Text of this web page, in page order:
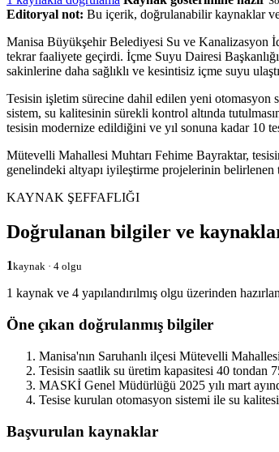
Editoryal not: Bu içerik, doğrulanabilir kaynaklar
Manisa Büyükşehir Belediyesi Su ve Kanalizasyon
tekrar faaliyete geçirdi. İçme Suyu Dairesi
sakinlerine daha sağlıklı ve kesintisiz içme suyu
Tesisin işletim sürecine dahil edilen yeni otomasyon
sistem, su kalitesinin sürekli kontrol altında
tesisin modernize edildiğini ve yıl sonuna kadar 10
Mütevelli Mahallesi Muhtarı Fehime Bayraktar,
genelindeki altyapı iyileştirme projelerinin
KAYNAK ŞEFFAFLIĞI
Doğrulanan bilgiler ve
1kaynak · 4 olgu
1 kaynak ve 4 yapılandırılmış olgu üzerinden
Öne çıkan doğrulanmış bilgiler
Manisa'nın Saruhanlı ilçesi Mütevelli
Tesisin saatlik su üretim kapasitesi 40 tondan
MASKİ Genel Müdürlüğü 2025 yılı mart
Tesise kurulan otomasyon sistemi ile su
Başvurulan kaynaklar